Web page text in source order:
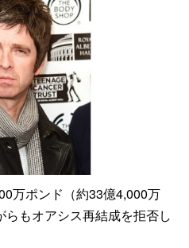
万ポンド（約33億4,000万
もオアシス再結成を拒否し